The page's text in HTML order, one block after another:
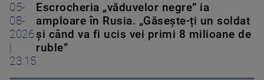
05-
08-
2026
23:15
Escrocheria „văduvelor negre” ia
amploare în Rusia. „Găsește-ți un soldat
și când va fi ucis vei primi 8 milioane de
ruble”